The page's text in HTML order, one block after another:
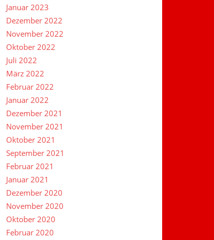
Januar 2023
Dezember 2022
November 2022
Oktober 2022
Juli 2022
März 2022
Februar 2022
Januar 2022
Dezember 2021
November 2021
Oktober 2021
September 2021
Februar 2021
Januar 2021
Dezember 2020
November 2020
Oktober 2020
Februar 2020